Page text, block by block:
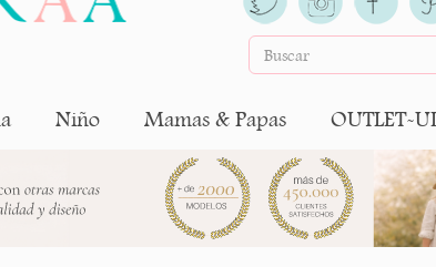
Niño Mamas & Papas OUTLET-